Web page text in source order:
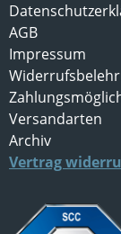
AGB
Impressum
Versandarten
Archiv
Vertrag